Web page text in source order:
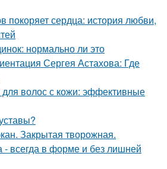
покоряет сердца: история любви,
нормально ли это
Сергея Астахова: Где
для волос с кожи: эффективные
Закрытая творожная.
- всегда в форме и без лишней